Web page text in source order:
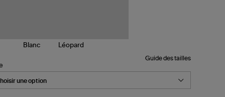
Guide des tailles